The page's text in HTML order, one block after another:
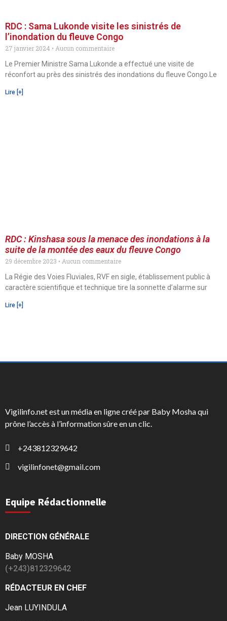
RDC : Sama Lukonde visite les sinistrés de
l’inondation du fleuve Congo
27 janvier 2024
Aucun commentaire
Le Premier Ministre Sama Lukonde a effectué une visite de
réconfort au près des sinistrés des inondations du fleuve Congo.Le
Lire [+]
RDC : Kinshasa sous la menace des inondations à la
suite de la montée des eaux du fleuve Congo
29 décembre 2023
Aucun commentaire
La Régie des Voies Fluviales, RVF en sigle, établissement public à
caractère scientifique et technique tire la sonnette d’alarme sur
Lire [+]
Vigilinfo.net est un média en ligne créé par Baby Mosha qui
prône l’accès à l’information sûre en un clic.
+243812329642
vigilinfonet@gmail.com
Equipe Rédactionnelle
DIRECTION GÉNÉRALE
Baby MOSHA
(+243)812329642
RÉDACTEUR EN CHEF
Jean LUYINDULA